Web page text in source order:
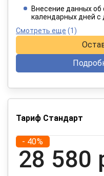
При оплате в
Внесение данных
календарных дней
Смотреть еще (1)
Тариф Стандарт
- 40%
28 580